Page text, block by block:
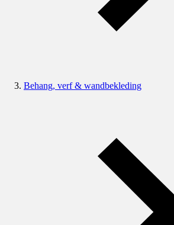
Behang, verf & wandbekleding